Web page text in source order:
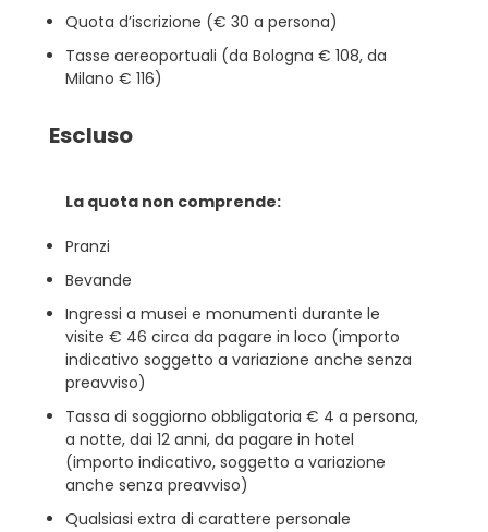
Quota d’iscrizione (€ 30 a persona)
Tasse aereoportuali (da Bologna € 108, da
Milano € 116)
Escluso
La quota non comprende:
Pranzi
Bevande
Ingressi a musei e monumenti durante le
visite € 46 circa da pagare in loco (importo
indicativo soggetto a variazione anche senza
preavviso)
Tassa di soggiorno obbligatoria € 4 a persona,
a notte, dai 12 anni, da pagare in hotel
(importo indicativo, soggetto a variazione
anche senza preavviso)
Qualsiasi extra di carattere personale